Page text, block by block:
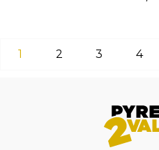
1 2 3 4